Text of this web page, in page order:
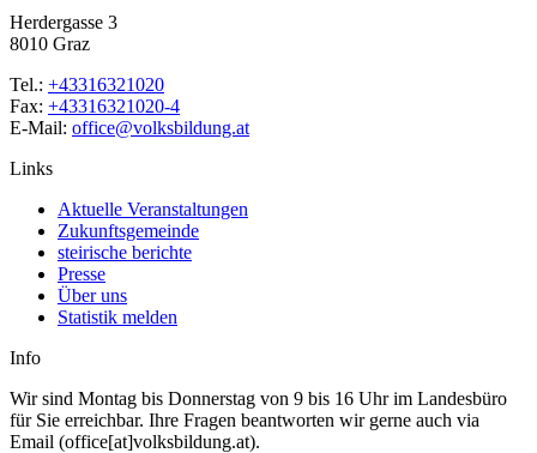
Herdergasse 3
8010 Graz
Tel.: +43316321020
Fax: +43316321020-4
E-Mail: office@volksbildung.at
Links
Aktuelle Veranstaltungen
Zukunftsgemeinde
steirische berichte
Presse
Über uns
Statistik melden
Info
Wir sind Montag bis Donnerstag von 9 bis 16 Uhr im Landesbüro
für Sie erreichbar. Ihre Fragen beantworten wir gerne auch via
Email (office[at]volksbildung.at).